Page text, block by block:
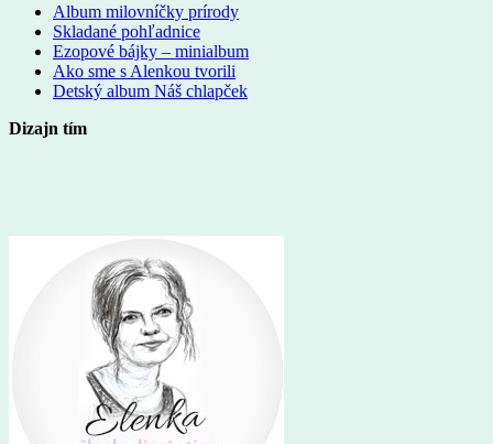
Album milovníčky prírody
Skladané pohľadnice
Ezopové bájky – minialbum
Ako sme s Alenkou tvorili
Detský album Náš chlapček
Dizajn tím